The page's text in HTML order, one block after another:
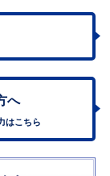
へ
はこちら